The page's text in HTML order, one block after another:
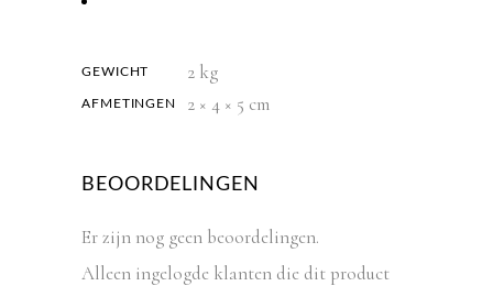
GEWICHT 2 kg
AFMETINGEN 2 × 4 × 5 cm
BEOORDELINGEN
Er zijn nog geen beoordelingen.
Alleen ingelogde klanten die dit product